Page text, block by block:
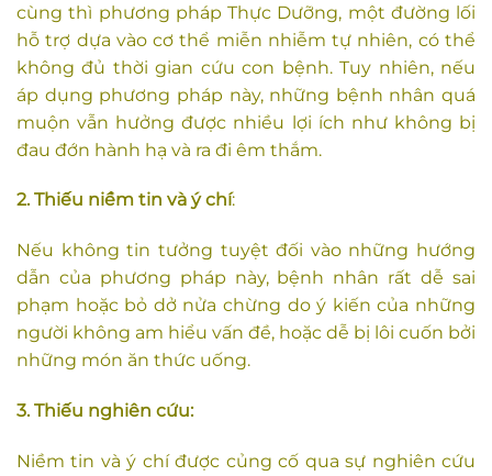
cùng thì phương pháp Thực Dưỡng, một đường lối
hỗ trợ dựa vào cơ thể miễn nhiễm tự nhiên, có thể
không đủ thời gian cứu con bệnh. Tuy nhiên, nếu
áp dụng phương pháp này, những bệnh nhân quá
muộn vẫn hưởng được nhiều lợi ích như không bị
đau đớn hành hạ và ra đi êm thắm.
2. Thiếu niềm tin và ý chí:
Nếu không tin tưởng tuyệt đối vào những hướng
dẫn của phương pháp này, bệnh nhân rất dễ sai
phạm hoặc bỏ dở nửa chừng do ý kiến của những
người không am hiểu vấn đề, hoặc dễ bị lôi cuốn bởi
những món ăn thức uống.
3. Thiếu nghiên cứu:
Niềm tin và ý chí được củng cố qua sự nghiên cứu